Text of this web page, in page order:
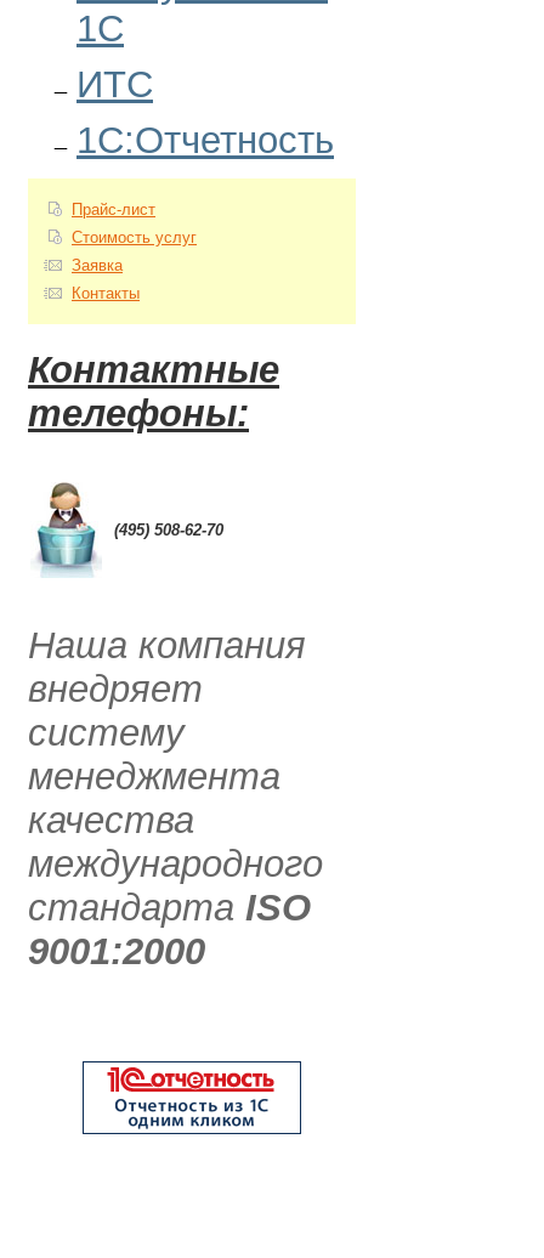
1С
ИТС
1С:Отчетность
Прайс-лист
Стоимость услуг
Заявка
Контакты
Контактные
телефоны:
(495) 508-62-70
Наша компания
внедряет
систему
менеджмента
качества
международного
стандарта ISO
9001:2000